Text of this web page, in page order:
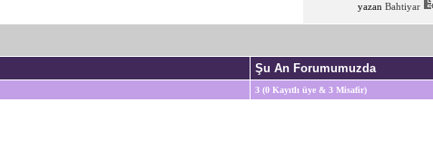
yazanBahtiyar
Şu An Forumumuzda
3 (0 Kayıtlı üye & 3 Misafir)